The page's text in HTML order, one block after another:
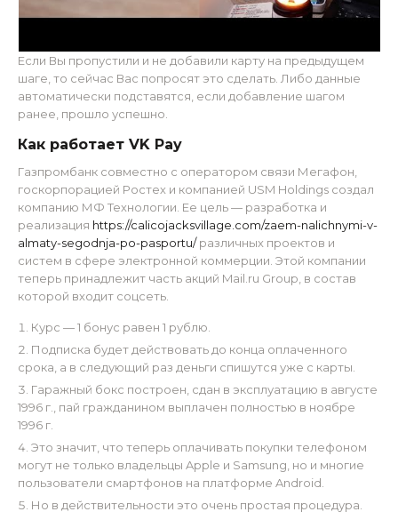
Если Вы пропустили и не добавили карту на предыдущем
шаге, то сейчас Вас попросят это сделать. Либо данные
автоматически подставятся, если добавление шагом
ранее, прошло успешно.
Как работает VK Pay
Газпромбанк совместно с оператором связи Мегафон,
госкорпорацией Ростех и компанией USM Holdings создал
компанию МФ Технологии. Ее цель — разработка и
реализация https://calicojacksvillage.com/zaem-nalichnymi-v-
almaty-segodnja-po-pasportu/различных проектов и
систем в сфере электронной коммерции. Этой компании
теперь принадлежит часть акций Mail.ru Group, в состав
которой входит соцсеть.
Курс — 1 бонус равен 1 рублю.
Подписка будет действовать до конца оплаченного
срока, а в следующий раз деньги спишутся уже с карты.
Гаражный бокс построен, сдан в эксплуатацию в августе
1996 г., пай гражданином выплачен полностью в ноябре
1996 г.
Это значит, что теперь оплачивать покупки телефоном
могут не только владельцы Apple и Samsung, но и многие
пользователи смартфонов на платформе Android.
Но в действительности это очень простая процедура.